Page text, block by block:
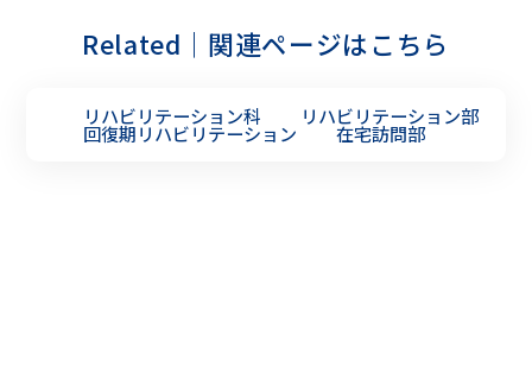
Related｜関連ページはこちら
リハビリテーション科 リハビリテーション部
回復期リハビリテーション 在宅訪問部